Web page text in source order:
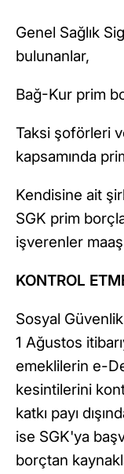
Genel Sağlık
bulunanlar,
Bağ-Kur prim
Taksi şoförleri
kapsamında
Kendisine ait
SGK prim
işverenler
KONTROL
Sosyal
1 Ağustos
emeklilerin e-
kesintilerini
katkı payı
ise SGK'ya
borçtan